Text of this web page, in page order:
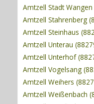
Amtzell Stadt Wangen
Amtzell Stahrenberg
Amtzell Steinhaus
Amtzell Unterau
Amtzell Unterhof
Amtzell Vogelsang
Amtzell Weihers
Amtzell Weißenbach